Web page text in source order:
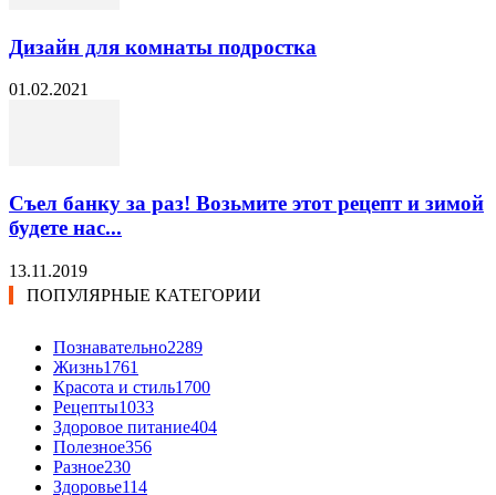
Дизайн для комнаты подростка
01.02.2021
Съел банку за раз! Возьмите этот рецепт и зимой
будете нас...
13.11.2019
ПОПУЛЯРНЫЕ КАТЕГОРИИ
Познавательно2289
Жизнь1761
Красота и стиль1700
Рецепты1033
Здоровое питание404
Полезное356
Разное230
Здоровье114